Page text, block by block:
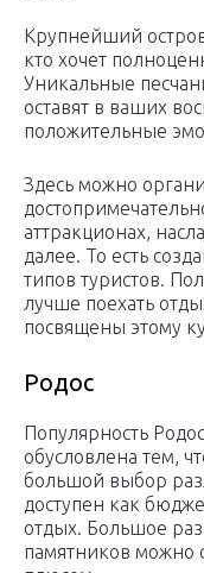
Крупнейший
кто хочет
Уникальные
оставят в ваших
положительные
Здесь можно
аттракционах,
далее. То есть
типов туристов.
лучше поехать
посвящены этому
Родос
Популярность
обусловлена тем,
большой выбор
доступен как
отдых. Большое
памятников можно